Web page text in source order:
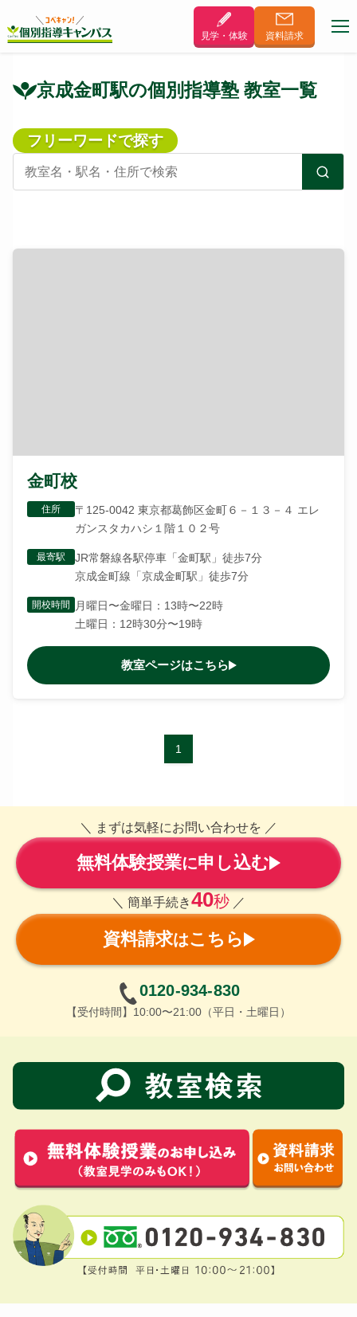
見学・体験 資料請求
京成金町駅の個別指導塾 教室一覧
フリーワードで探す
金町校
住所
〒125-0042 東京都葛飾区金町６－１３－４ エレ
ガンスタカハシ１階１０２号
最寄駅
JR常磐線各駅停車「金町駅」徒歩7分
京成金町線「京成金町駅」徒歩7分
開校時間
月曜日〜金曜日：13時〜22時
土曜日：12時30分〜19時
教室ページはこちら
1
＼ まずは気軽にお問い合わせを ／
無料体験授業に申し込む
＼ 簡単手続き40秒 ／
資料請求はこちら
0120-934-830
【受付時間】10:00〜21:00（平日・土曜日）